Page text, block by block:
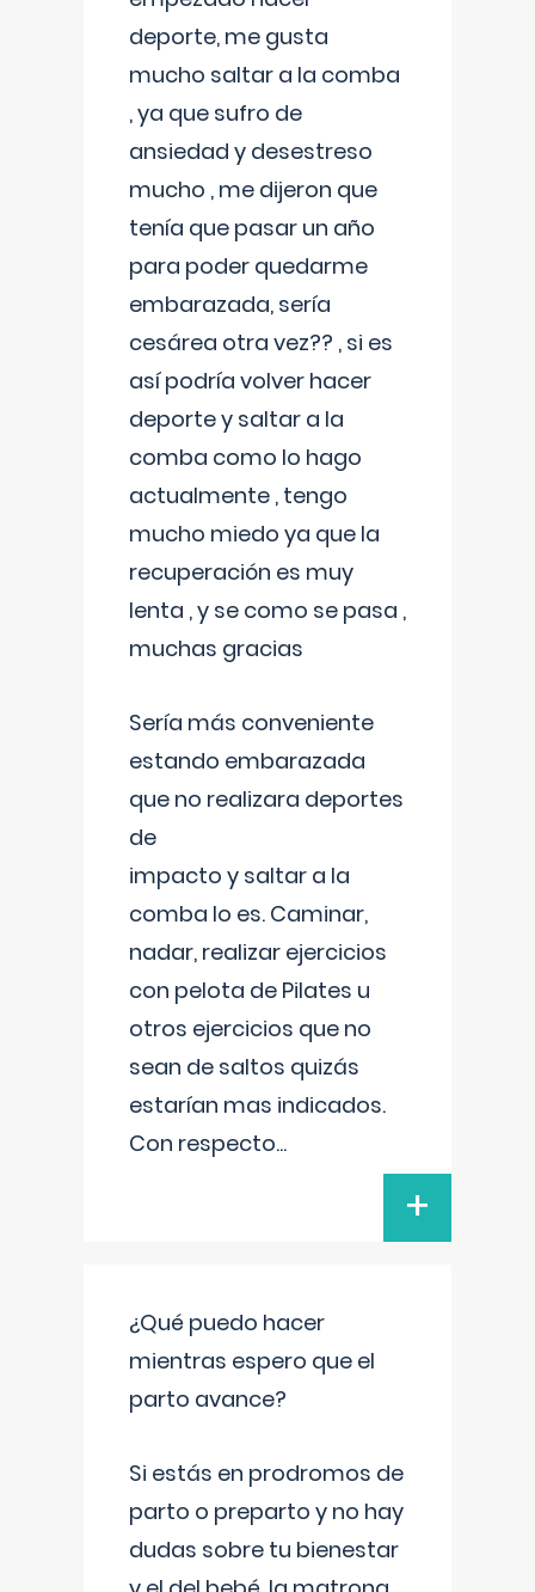
deporte, me gusta
mucho saltar a la comba
, ya que sufro de
ansiedad y desestreso
mucho , me dijeron que
tenía que pasar un año
para poder quedarme
embarazada, sería
cesárea otra vez?? , si es
así podría volver hacer
deporte y saltar a la
comba como lo hago
actualmente , tengo
mucho miedo ya que la
recuperación es muy
lenta , y se como se pasa ,
muchas gracias
Sería más conveniente
estando embarazada
que no realizara deportes
de
impacto y saltar a la
comba lo es. Caminar,
nadar, realizar ejercicios
con pelota de Pilates u
otros ejercicios que no
sean de saltos quizás
estarían mas indicados.
Con respecto...
+
¿Qué puedo hacer
mientras espero que el
parto avance?
Si estás en prodromos de
parto o preparto y no hay
dudas sobre tu bienestar